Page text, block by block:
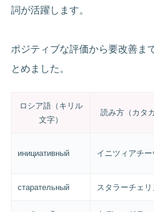
詞が活躍します。
ポジティブな評価から要改善ま
とめました。
ロシア語（キリル
文字）
読み方（カタ
инициативный イニツィアチー
старательный スタラーチェリ